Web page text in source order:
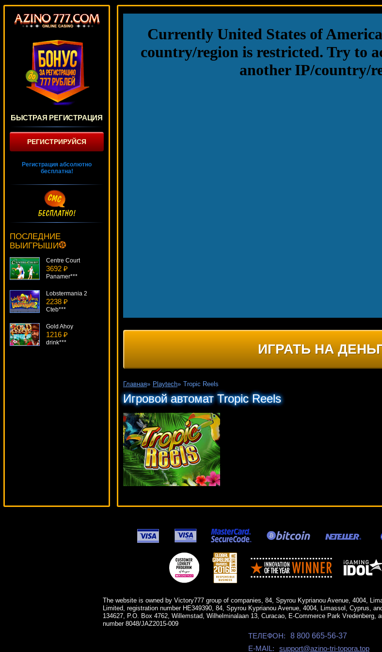
ИГРАТЬ НА
Главная» Playtech» Tropic Reels
Игровой автомат Tropic Reels
БЫСТРАЯ РЕГИСТРАЦИЯ
РЕГИСТРИРУЙСЯ
Регистрация абсолютно
бесплатна!
ПОСЛЕДНИЕ
ВЫИГРЫШИ
919 ₽
Root77***
Centre Court
3692 ₽
Panamer***
Lobstermania 2
2238 ₽
Cteb***
Gold Ahoy
1216 ₽
drink***
The website is owned by Victory777 group of companies, 84, Spyrou Kyprianou Avenue, 4004,
Limited, registration number HE349390, 84, Spyrou Kyprianou Avenue, 4004, Limassol, Cyprus,
134627, P.O. Box 4762, Willemstad, Wilhelminalaan 13, Curacao, E-Commerce Park Vredenberg,
number 8048/JAZ2015-009
ТЕЛЕФОН:
8 800 665-56-37
E-MAIL:
support@azino-tri-topora.top